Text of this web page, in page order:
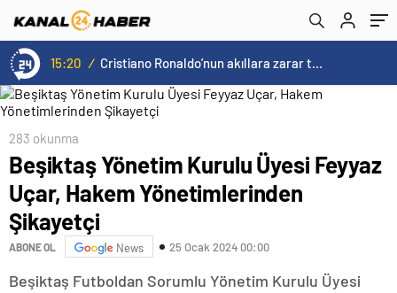
15:20 / Cristiano Ronaldo’nun akıllara zarar tüm kariyerinin istatistiğini çıkardık !
283 okunma
Beşiktaş Yönetim Kurulu Üyesi Feyyaz
Uçar, Hakem Yönetimlerinden
Şikayetçi
ABONE OL News 25 Ocak 2024 00:00
Beşiktaş Futboldan Sorumlu Yönetim Kurulu Üyesi